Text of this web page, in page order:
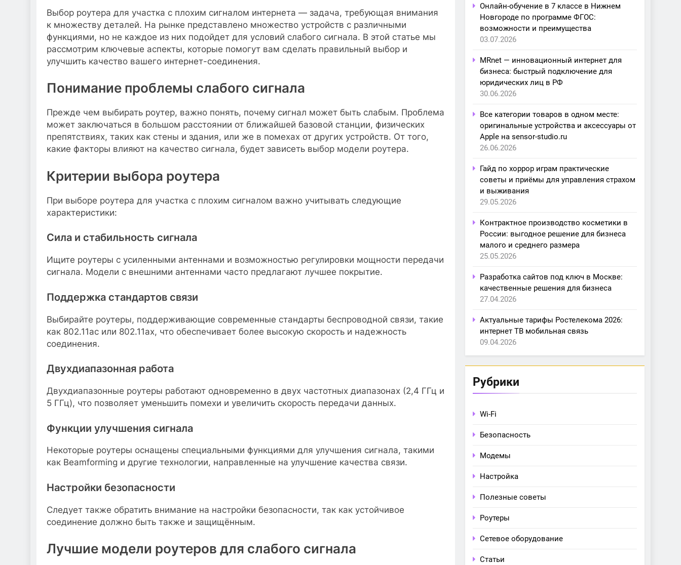
Выбор роутера для участка с плохим сигналом интернета — задача, требующая внимания
к множеству деталей. На рынке представлено множество устройств с различными
функциями, но не каждое из них подойдет для условий слабого сигнала. В этой статье мы
рассмотрим ключевые аспекты, которые помогут вам сделать правильный выбор и
улучшить качество вашего интернет-соединения.
Понимание проблемы слабого сигнала
Прежде чем выбирать роутер, важно понять, почему сигнал может быть слабым. Проблема
может заключаться в большом расстоянии от ближайшей базовой станции, физических
препятствиях, таких как стены и здания, или же в помехах от других устройств. От того,
какие факторы влияют на качество сигнала, будет зависеть выбор модели роутера.
Критерии выбора роутера
При выборе роутера для участка с плохим сигналом важно учитывать следующие
характеристики:
Сила и стабильность сигнала
Ищите роутеры с усиленными антеннами и возможностью регулировки мощности передачи
сигнала. Модели с внешними антеннами часто предлагают лучшее покрытие.
Поддержка стандартов связи
Выбирайте роутеры, поддерживающие современные стандарты беспроводной связи, такие
как 802.11ac или 802.11ax, что обеспечивает более высокую скорость и надежность
соединения.
Двухдиапазонная работа
Двухдиапазонные роутеры работают одновременно в двух частотных диапазонах (2,4 ГГц и
5 ГГц), что позволяет уменьшить помехи и увеличить скорость передачи данных.
Функции улучшения сигнала
Некоторые роутеры оснащены специальными функциями для улучшения сигнала, такими
как Beamforming и другие технологии, направленные на улучшение качества связи.
Настройки безопасности
Следует также обратить внимание на настройки безопасности, так как устойчивое
соединение должно быть также и защищённым.
Лучшие модели роутеров для слабого сигнала
Онлайн-обучение в 7 классе в Нижнем
Новгороде по программе ФГОС:
возможности и преимущества
03.07.2026
MRnet — инновационный интернет для
бизнеса: быстрый подключение для
юридических лиц в РФ
30.06.2026
Все категории товаров в одном месте:
оригинальные устройства и аксессуары от
Apple на sensor-studio.ru
26.06.2026
Гайд по хоррор играм практические
советы и приёмы для управления страхом
и выживания
29.05.2026
Контрактное производство косметики в
России: выгодное решение для бизнеса
малого и среднего размера
25.05.2026
Разработка сайтов под ключ в Москве:
качественные решения для бизнеса
27.04.2026
Актуальные тарифы Ростелекома 2026:
интернет ТВ мобильная связь
09.04.2026
Рубрики
Wi-Fi
Безопасность
Модемы
Настройка
Полезные советы
Роутеры
Сетевое оборудование
Статьи